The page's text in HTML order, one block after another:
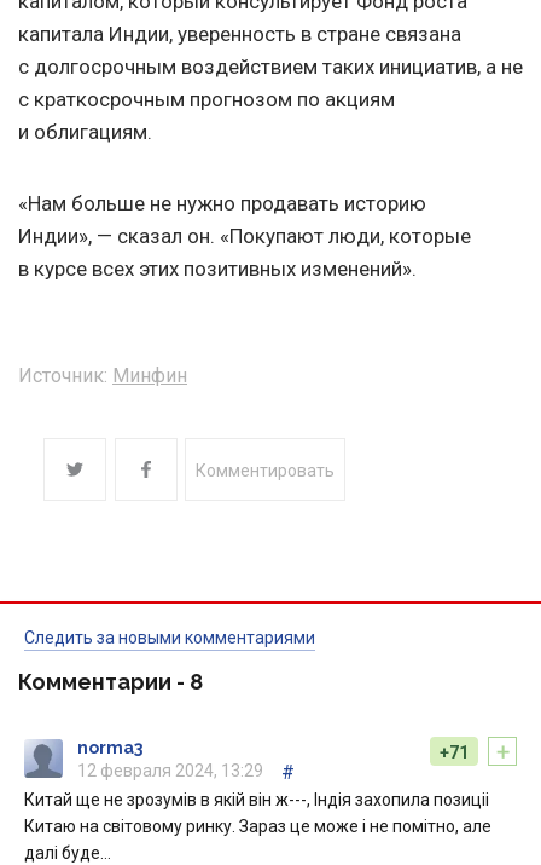
капитала Индии, уверенность в стране связана
с долгосрочным воздействием таких инициатив, а не
с краткосрочным прогнозом по акциям
и облигациям.
«Нам больше не нужно продавать историю
Индии», — сказал он. «Покупают люди, которые
в курсе всех этих позитивных изменений».
Источник: Минфин
Комментировать
Следить за новыми комментариями
Комментарии - 8
+
+71
norma3
12 февраля 2024, 13:29
#
Китай ще не зрозумів в якій він ж---, Індія захопила позиціі
Китаю на світовому ринку. Зараз це може і не помітно, але
далі буде…